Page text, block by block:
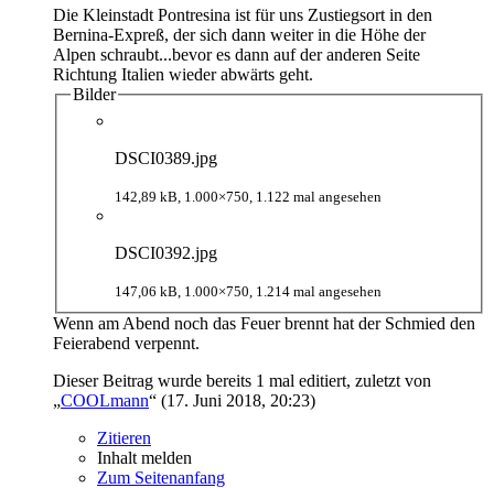
Die Kleinstadt Pontresina ist für uns Zustiegsort in den
Bernina-Expreß, der sich dann weiter in die Höhe der
Alpen schraubt...bevor es dann auf der anderen Seite
Richtung Italien wieder abwärts geht.
Bilder
DSCI0389.jpg
142,89 kB, 1.000×750, 1.122 mal angesehen
DSCI0392.jpg
147,06 kB, 1.000×750, 1.214 mal angesehen
Wenn am Abend noch das Feuer brennt hat der Schmied den
Feierabend verpennt.
Dieser Beitrag wurde bereits 1 mal editiert, zuletzt von
„COOLmann“ (17. Juni 2018, 20:23)
Zitieren
Inhalt melden
Zum Seitenanfang